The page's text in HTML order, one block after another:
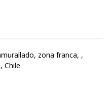
zona franca, ,
Chile